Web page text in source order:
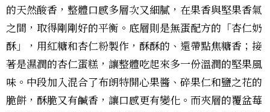
的天然酸香，整體口感多層次又細膩，在果香與堅果香氣
之間，取得剛剛好的平衡。底層則是無蛋配方的「杏仁奶
酥」，用紅糖和杏仁粉製作，酥酥的、還帶點焦糖香；接
著是濕潤的杏仁蛋糕，讓整體吃起來多一份溫潤的堅果風
味。中段加入混合了布朗特開心果醬、碎果仁和鹽之花的
脆餅，酥脆又有鹹香，讓口感更有變化。而夾層的覆盆莓